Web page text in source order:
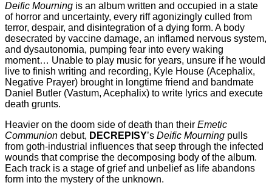
Deific Mourning is an album written and occupied in a state
of horror and uncertainty, every riff agonizingly culled from
terror, despair, and disintegration of a dying form. A body
desecrated by vaccine damage, an inflamed nervous system,
and dysautonomia, pumping fear into every waking
moment… Unable to play music for years, unsure if he would
live to finish writing and recording, Kyle House (Acephalix,
Negative Prayer) brought in longtime friend and bandmate
Daniel Butler (Vastum, Acephalix) to write lyrics and execute
death grunts.
Heavier on the doom side of death than their Emetic
Communion debut, DECREPISY’s Deific Mourning pulls
from goth-industrial influences that seep through the infected
wounds that comprise the decomposing body of the album.
Each track is a stage of grief and unbelief as life abandons
form into the mystery of the unknown.